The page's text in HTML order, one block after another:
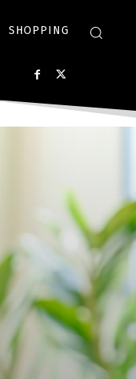
SHOPPING